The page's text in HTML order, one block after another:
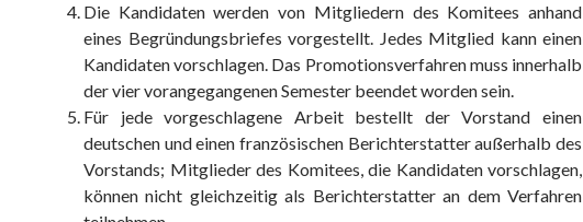
Die Kandidaten werden von Mitgliedern des Komitees anhand
eines Begründungsbriefes vorgestellt. Jedes Mitglied kann einen
Kandidaten vorschlagen. Das Promotionsverfahren muss innerhalb
der vier vorangegangenen Semester beendet worden sein.
Für jede vorgeschlagene Arbeit bestellt der Vorstand einen
deutschen und einen französischen Berichterstatter außerhalb des
Vorstands; Mitglieder des Komitees, die Kandidaten vorschlagen,
können nicht gleichzeitig als Berichterstatter an dem Verfahren